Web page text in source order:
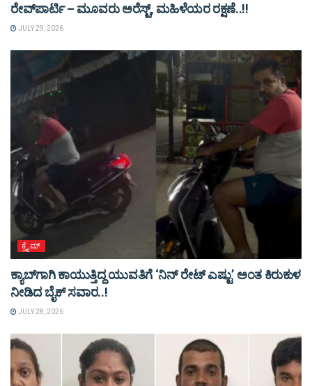
ರೇವ್‌ಪಾರ್ಟಿ – ಮೂವರು ಅರೆಸ್ಟ್‌, ಮಹಿಳೆಯರ ರಕ್ಷಣೆ..!!
JULY 29, 2026
ಕ್ರೈಮ್
ಕ್ಯಾಬ್‌ಗಾಗಿ ಕಾಯುತ್ತಿದ್ದ ಯುವತಿಗೆ ‘ನಿನ್ ರೇಟ್ ಎಷ್ಟು’ ಅಂತ ಕಿರುಕುಳ
ನೀಡಿದ ಬೈಕ್ ಸವಾರ..!
JULY 28, 2026